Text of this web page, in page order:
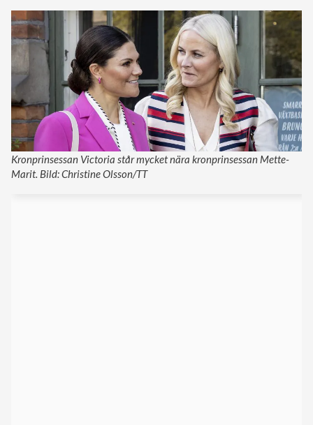
Kronprinsessan Victoria står mycket nära kronprinsessan Mette-
Marit. Bild: Christine Olsson/TT